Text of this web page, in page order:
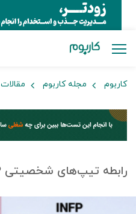
کاربوم مجله کاربوم مقالات
رابطه تیپ‌های شخصیتی INFP و ESFP